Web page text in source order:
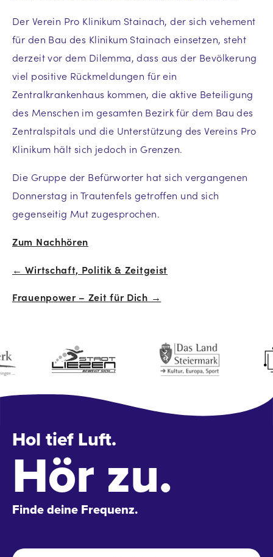
Der Verein Pro Klinikum Stainach, der sich vehement
für den Bau des Klinikum Stainach einsetzen, steht
derzeit vor dem Dilemma, dass aus der Bevölkerung
viel positive Rückmeldungen für ein
Zentralkrankenhaus kommen, die aktive Beteiligung
des Menschen im gesamten Bezirk für dem Bau des
Zentralspitals und die Unterstützung des Vereins Pro
Klinikum hält sich jedoch in Grenzen.
Die Gruppe der Befürworter hat sich vergangenen
Donnerstag in Trautenfels getroffen und sich
gegenseitig Mut zugesprochen.
Zum Nachhören
Beitrags-
Navigation
← Wirtschaft, Politik & Zeitgeist
Frauenpower – Zeit für Dich →
Hol tief Luft.
Hör zu.
Finde deine Frequenz.
Name *